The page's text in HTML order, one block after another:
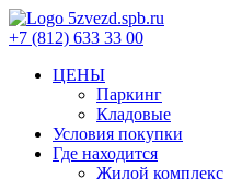
+7 (812) 633 33 00
ЦЕНЫ
Паркинг
Кладовые
Условия покупки
Где находится
Жилой комплекс